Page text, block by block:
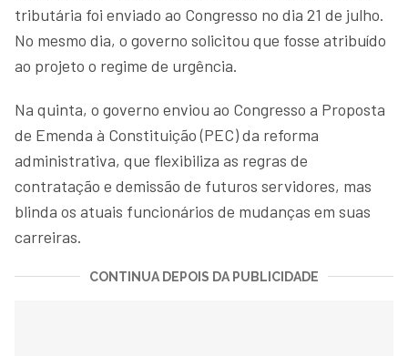
tributária foi enviado ao Congresso no dia 21 de julho.
No mesmo dia, o governo solicitou que fosse atribuído
ao projeto o regime de urgência.
Na quinta, o governo enviou ao Congresso a Proposta
de Emenda à Constituição (PEC) da reforma
administrativa, que flexibiliza as regras de
contratação e demissão de futuros servidores, mas
blinda os atuais funcionários de mudanças em suas
carreiras.
CONTINUA DEPOIS DA PUBLICIDADE